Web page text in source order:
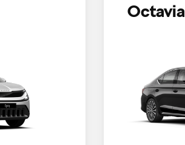
Octavia